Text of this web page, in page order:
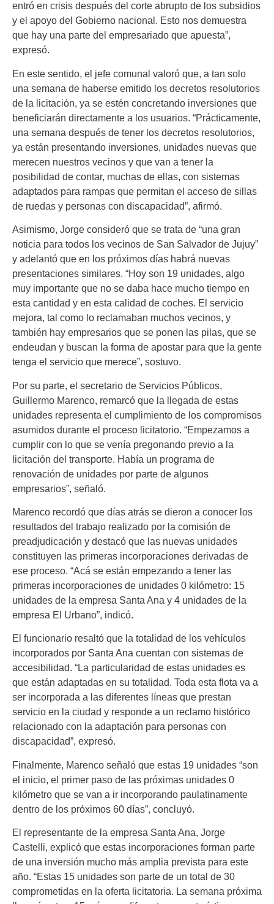
entró en crisis después del corte abrupto de los subsidios
y el apoyo del Gobierno nacional. Esto nos demuestra
que hay una parte del empresariado que apuesta”,
expresó.
En este sentido, el jefe comunal valoró que, a tan solo
una semana de haberse emitido los decretos resolutorios
de la licitación, ya se estén concretando inversiones que
beneficiarán directamente a los usuarios. “Prácticamente,
una semana después de tener los decretos resolutorios,
ya están presentando inversiones, unidades nuevas que
merecen nuestros vecinos y que van a tener la
posibilidad de contar, muchas de ellas, con sistemas
adaptados para rampas que permitan el acceso de sillas
de ruedas y personas con discapacidad”, afirmó.
Asimismo, Jorge consideró que se trata de “una gran
noticia para todos los vecinos de San Salvador de Jujuy”
y adelantó que en los próximos días habrá nuevas
presentaciones similares. “Hoy son 19 unidades, algo
muy importante que no se daba hace mucho tiempo en
esta cantidad y en esta calidad de coches. El servicio
mejora, tal como lo reclamaban muchos vecinos, y
también hay empresarios que se ponen las pilas, que se
endeudan y buscan la forma de apostar para que la gente
tenga el servicio que merece”, sostuvo.
Por su parte, el secretario de Servicios Públicos,
Guillermo Marenco, remarcó que la llegada de estas
unidades representa el cumplimiento de los compromisos
asumidos durante el proceso licitatorio. “Empezamos a
cumplir con lo que se venía pregonando previo a la
licitación del transporte. Había un programa de
renovación de unidades por parte de algunos
empresarios”, señaló.
Marenco recordó que días atrás se dieron a conocer los
resultados del trabajo realizado por la comisión de
preadjudicación y destacó que las nuevas unidades
constituyen las primeras incorporaciones derivadas de
ese proceso. “Acá se están empezando a tener las
primeras incorporaciones de unidades 0 kilómetro: 15
unidades de la empresa Santa Ana y 4 unidades de la
empresa El Urbano”, indicó.
El funcionario resaltó que la totalidad de los vehículos
incorporados por Santa Ana cuentan con sistemas de
accesibilidad. “La particularidad de estas unidades es
que están adaptadas en su totalidad. Toda esta flota va a
ser incorporada a las diferentes líneas que prestan
servicio en la ciudad y responde a un reclamo histórico
relacionado con la adaptación para personas con
discapacidad”, expresó.
Finalmente, Marenco señaló que estas 19 unidades “son
el inicio, el primer paso de las próximas unidades 0
kilómetro que se van a ir incorporando paulatinamente
dentro de los próximos 60 días”, concluyó.
El representante de la empresa Santa Ana, Jorge
Castelli, explicó que estas incorporaciones forman parte
de una inversión mucho más amplia prevista para este
año. “Estas 15 unidades son parte de un total de 30
comprometidas en la oferta licitatoria. La semana próxima